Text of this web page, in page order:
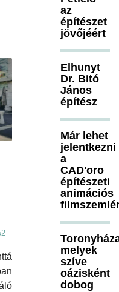
az
építészet
jövőjéért
Elhunyt
Dr. Bitó
János
építész
Már lehet
jelentkezni
a
CAD'oro
építészeti
animációs
melyek
szíve
oázisként
dobog